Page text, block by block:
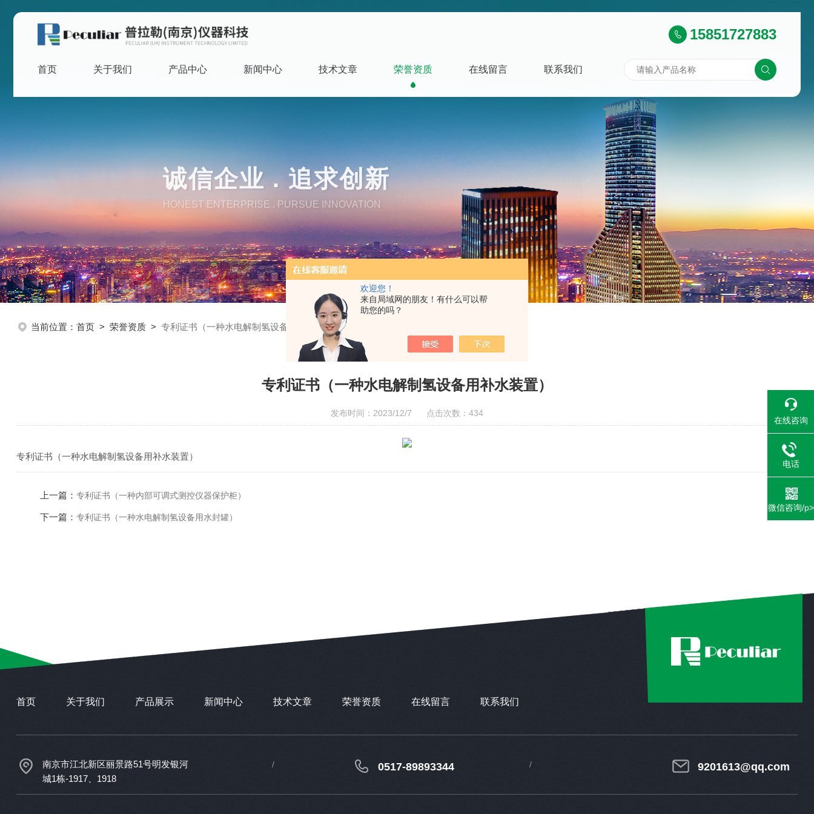
欢迎您！
来自局域网的朋友！有什么可以帮
助您的吗？
15851727883
首页 关于我们 产品中心 新闻中心 技术文章 荣誉资质 在线留言 联系我们
诚信企业 . 追求创新
HONEST ENTERPRISE . PURSUE INNOVATION
当前位置： 首页> 荣誉资质> 专利证书（一种水电解制氢设备用补水装置）
专利证书（一种水电解制氢设备用补水装置）
发布时间：2023/12/7 点击次数：434
专利证书（一种水电解制氢设备用补水装置）
上一篇： 专利证书（一种内部可调式测控仪器保护柜）
下一篇： 专利证书（一种水电解制氢设备用水封罐）
首页 关于我们 产品展示 新闻中心 技术文章 荣誉资质 在线留言 联系我们
南京市江北新区丽景路51号明发银河
城1栋-1917、1918
0517-89893344 9201613@qq.com
在线咨询
电话
微信咨询/p>